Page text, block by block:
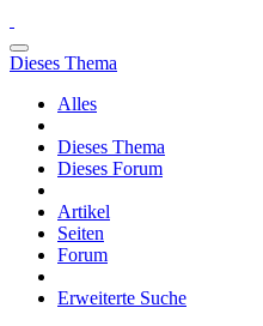
Dieses Thema
Alles
Dieses Thema
Dieses Forum
Artikel
Seiten
Forum
Erweiterte Suche